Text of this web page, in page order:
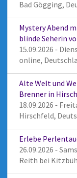
Bad Gögging,
Mystery Abend
blinde Seherin
15.09.2026 -
online,
Alte Welt und
Brenner in
18.09.2026 -
Hirschfeld,
Erlebe
26.09.2026 -
Reith bei